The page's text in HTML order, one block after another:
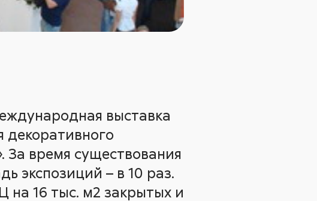
выставка
декоративного
За время существования
экспозиций – в 10 раз.
на 16 тыс. м2 закрытых и